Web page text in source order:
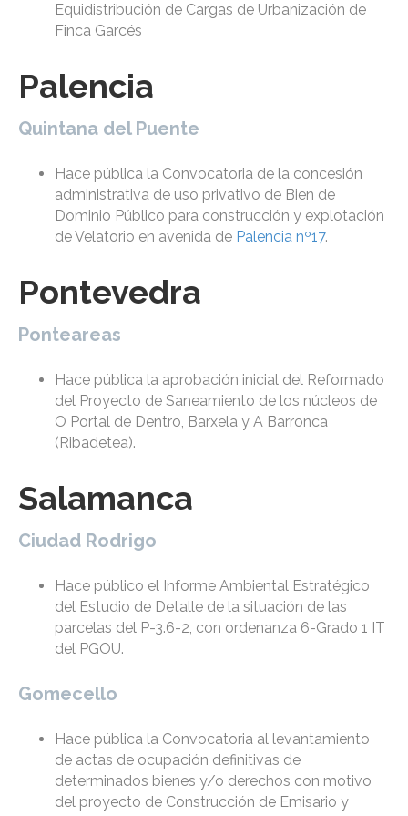
Equidistribución de Cargas de Urbanización de
Finca Garcés
Palencia
Quintana del Puente
Hace pública la Convocatoria de la concesión
administrativa de uso privativo de Bien de
Dominio Público para construcción y explotación
de Velatorio en avenida de Palencia nº17.
Pontevedra
Ponteareas
Hace pública la aprobación inicial del Reformado
del Proyecto de Saneamiento de los núcleos de
O Portal de Dentro, Barxela y A Barronca
(Ribadetea).
Salamanca
Ciudad Rodrigo
Hace público el Informe Ambiental Estratégico
del Estudio de Detalle de la situación de las
parcelas del P-3.6-2, con ordenanza 6-Grado 1 IT
del PGOU.
Gomecello
Hace pública la Convocatoria al levantamiento
de actas de ocupación definitivas de
determinados bienes y/o derechos con motivo
del proyecto de Construcción de Emisario y